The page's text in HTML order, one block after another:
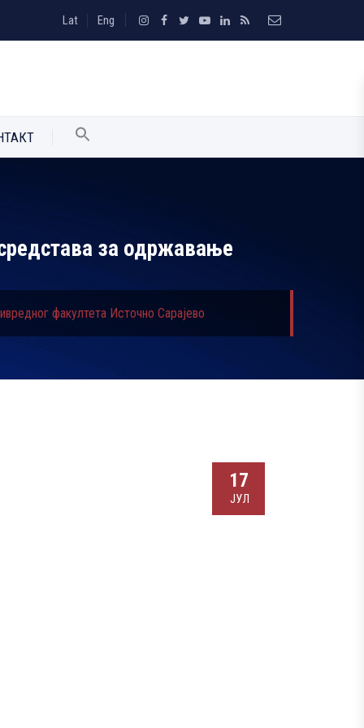
Lat Eng
за одржавање
факултета Источно Сарајево
17
ЈУЛ